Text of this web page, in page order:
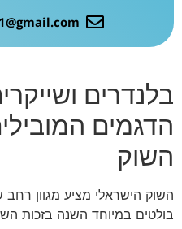
בלנדרים
הדגמים
השוק
השוק הישראלי מציע מגוון
בולטים במיוחד השנה בזכות